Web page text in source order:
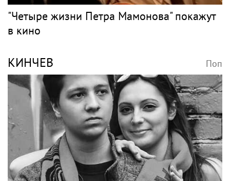
"Четыре жизни Петра Мамонова" покажут
в кино
КИНЧЕВ Поп